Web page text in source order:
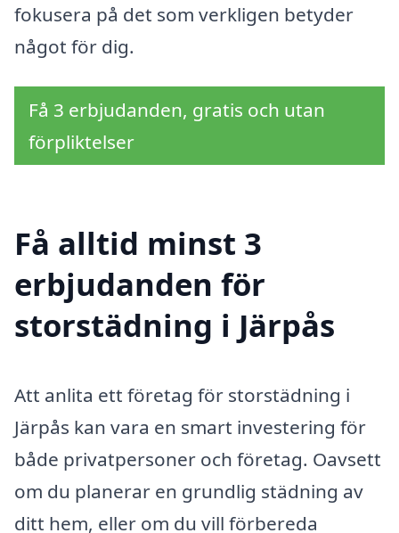
fokusera på det som verkligen betyder
något för dig.
Få 3 erbjudanden, gratis och utan
förpliktelser
Få alltid minst 3
erbjudanden för
storstädning i Järpås
Att anlita ett företag för storstädning i
Järpås kan vara en smart investering för
både privatpersoner och företag. Oavsett
om du planerar en grundlig städning av
ditt hem, eller om du vill förbereda